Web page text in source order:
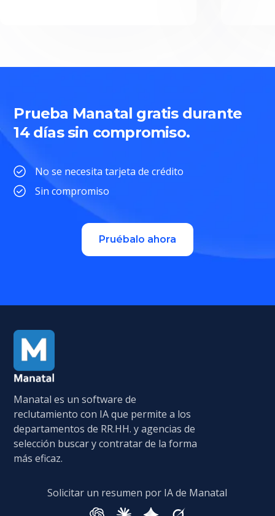
Prueba Manatal gratis durante
14 días sin compromiso.
No se necesita tarjeta de crédito
Sin compromiso
Pruébalo ahora
Manatal es un software de
reclutamiento con IA que permite a los
departamentos de RR.HH. y agencias de
selección buscar y contratar de la forma
más eficaz.
Solicitar un resumen por IA de Manatal